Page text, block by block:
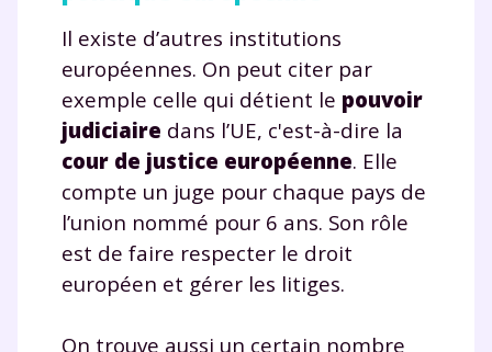
Il existe d’autres institutions
européennes. On peut citer par
exemple celle qui détient le pouvoir
judiciaire dans l’UE, c'est-à-dire la
cour de justice européenne. Elle
compte un juge pour chaque pays de
l’union nommé pour 6 ans. Son rôle
est de faire respecter le droit
européen et gérer les litiges.
On trouve aussi un certain nombre
scolaire !
Fiches de cours et vidéos, exercices
corrigés,podcasts de révisions
Unespace dédié aux parents pour
suivre les progrès
Tout le programme scolaire du CP à
la Terminale
Des profs expérimentés disponibles
à la demande par tchat, audio ou
vidéo